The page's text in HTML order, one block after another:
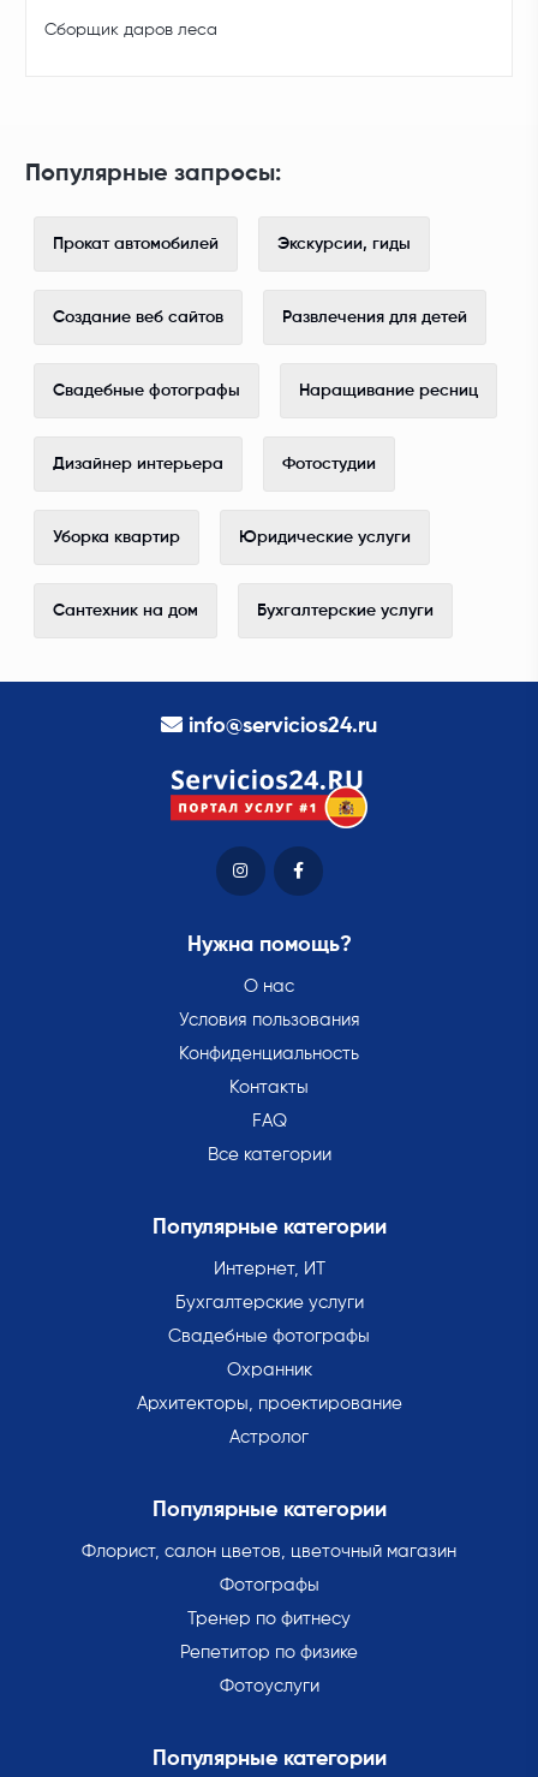
Сборщик даров леса
Популярные запросы:
Прокат автомобилей Экскурсии, гиды
Создание веб сайтов Развлечения для детей
Свадебные фотографы Наращивание ресниц
Дизайнер интерьера Фотостудии
Уборка квартир Юридические услуги
Сантехник на дом Бухгалтерские услуги
info@servicios24.ru
Нужна помощь?
О нас
Условия пользования
Конфиденциальность
Контакты
FAQ
Все категории
Популярные категории
Интернет, ИТ
Бухгалтерские услуги
Свадебные фотографы
Охранник
Архитекторы, проектирование
Астролог
Популярные категории
Флорист, салон цветов, цветочный магазин
Фотографы
Тренер по фитнесу
Репетитор по физике
Фотоуслуги
Популярные категории